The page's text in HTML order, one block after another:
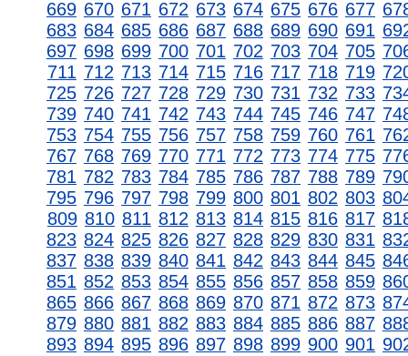
669 670 671 672 673 674 675 676 677
683 684 685 686 687 688 689 690 691
697 698 699 700 701 702 703 704 705
711 712 713 714 715 716 717 718 719
725 726 727 728 729 730 731 732 733
739 740 741 742 743 744 745 746 747
753 754 755 756 757 758 759 760 761
767 768 769 770 771 772 773 774 775
781 782 783 784 785 786 787 788 789
795 796 797 798 799 800 801 802 803
809 810 811 812 813 814 815 816 817
823 824 825 826 827 828 829 830 831
837 838 839 840 841 842 843 844 845
851 852 853 854 855 856 857 858 859
865 866 867 868 869 870 871 872 873
879 880 881 882 883 884 885 886 887
893 894 895 896 897 898 899 900 901